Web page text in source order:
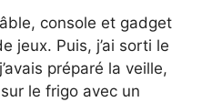
console et gadget
jeux. Puis, j’ai sorti le
préparé la veille,
le frigo avec un